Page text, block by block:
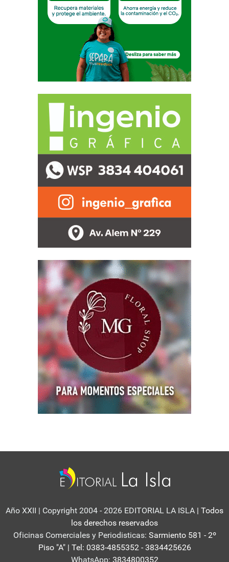
Año XXII | Copyright 2004 - 2026 EDITORIAL LA ISLA | Todos
los derechos reservados
Oficinas Comerciales y Periodisticas: Sarmiento 581 - 2º
Piso "A" | Tel: 0383-4855352 - 3834425626
WhatsApp: 3834800352